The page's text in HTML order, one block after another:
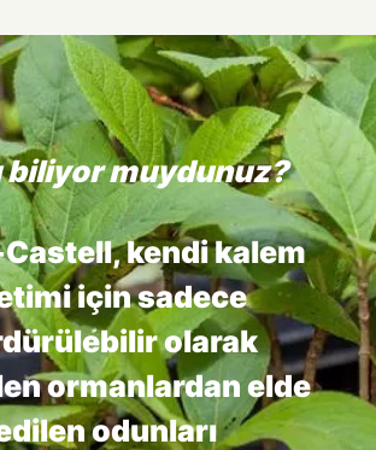
biliyor muydunuz?
kendi kalem
için sadece
olarak
ormanlardan elde
odunları